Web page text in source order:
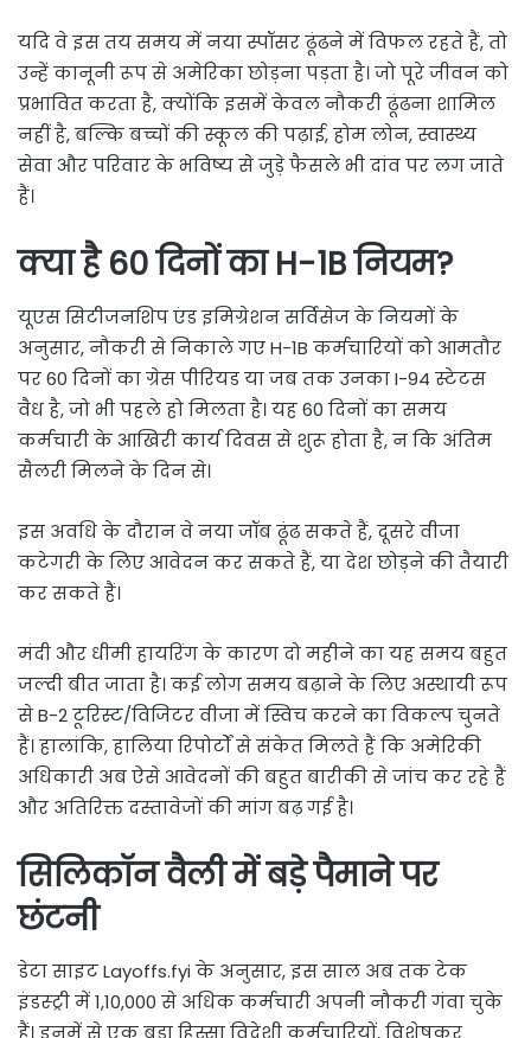
यदि वे इस तय समय में नया स्पॉसर ढूंढने में विफल रहते हैं, तो
उन्हें कानूनी रूप से अमेरिका छोड़ना पड़ता है। जो पूरे जीवन को
प्रभावित करता है, क्योंकि इसमें केवल नौकरी ढूंढना शामिल
नहीं है, बल्कि बच्चों की स्कूल की पढ़ाई, होम लोन, स्वास्थ्य
सेवा और परिवार के भविष्य से जुड़े फैसले भी दांव पर लग जाते
हैं।
क्या है 60 दिनों का H-1B नियम?
यूएस सिटीजनशिप एंड इमिग्रेशन सर्विसेज के नियमों के
अनुसार, नौकरी से निकाले गए H-1B कर्मचारियों को आमतौर
पर 60 दिनों का ग्रेस पीरियड या जब तक उनका I-94 स्टेटस
वैध है, जो भी पहले हो मिलता है। यह 60 दिनों का समय
कर्मचारी के आखिरी कार्य दिवस से शुरू होता है, न कि अंतिम
सैलरी मिलने के दिन से।
इस अवधि के दौरान वे नया जॉब ढूंढ सकते हैं, दूसरे वीजा
कटेगरी के लिए आवेदन कर सकते हैं, या देश छोड़ने की तैयारी
कर सकते हैं।
मंदी और धीमी हायरिंग के कारण दो महीने का यह समय बहुत
जल्दी बीत जाता है। कई लोग समय बढ़ाने के लिए अस्थायी रूप
से B-2 टूरिस्ट/विजिटर वीजा में स्विच करने का विकल्प चुनते
हैं। हालांकि, हालिया रिपोर्टों से संकेत मिलते हैं कि अमेरिकी
अधिकारी अब ऐसे आवेदनों की बहुत बारीकी से जांच कर रहे हैं
और अतिरिक्त दस्तावेजों की मांग बढ़ गई है।
सिलिकॉन वैली में बड़े पैमाने पर
छंटनी
डेटा साइट Layoffs.fyi के अनुसार, इस साल अब तक टेक
इंडस्ट्री में 1,10,000 से अधिक कर्मचारी अपनी नौकरी गंवा चुके